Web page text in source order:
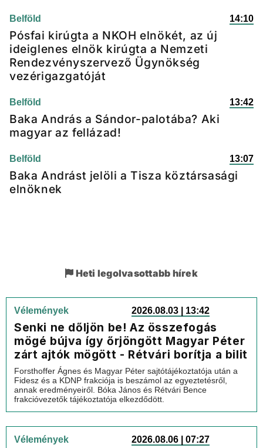
Belföld 14:10
Pósfai kirúgta a NKOH elnökét, az új
ideiglenes elnök kirúgta a Nemzeti
Rendezvényszervező Ügynökség
vezérigazgatóját
Belföld 13:42
Baka András a Sándor-palotába? Aki
magyar az fellázad!
Belföld 13:07
Baka Andrást jelöli a Tisza köztársasági
elnöknek
Heti legolvasottabb hírek
Vélemények 2026.08.03 | 13:42
Senki ne dőljön be! Az összefogás
mögé bújva így őrjöngött Magyar Péter
zárt ajtók mögött - Rétvári borítja a bilit
Forsthoffer Ágnes és Magyar Péter sajtótájékoztatója után a
Fidesz és a KDNP frakciója is beszámol az egyeztetésről,
annak eredményeiről. Bóka János és Rétvári Bence
frakcióvezetők tájékoztatója elkezdődött.
Vélemények 2026.08.06 | 07:27